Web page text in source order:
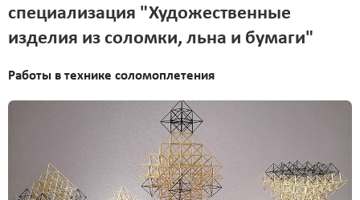
специализация "Художественные
изделия из соломки, льна и бумаги"
Работы в технике соломоплетения